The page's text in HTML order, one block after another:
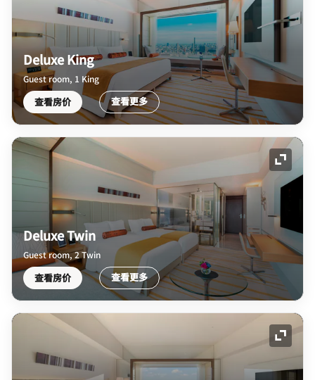
Deluxe King
Guest room, 1 King
查看房价 查看更多
展开
Deluxe Twin
Guest room, 2 Twin
查看房价 查看更多
展开